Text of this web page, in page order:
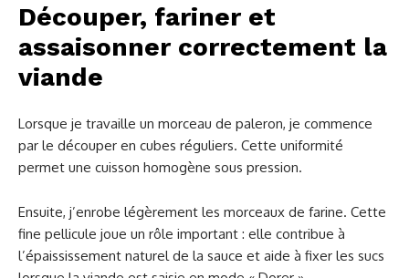
Découper, fariner et
assaisonner correctement la
viande
Lorsque je travaille un morceau de paleron, je commence
par le découper en cubes réguliers. Cette uniformité
permet une cuisson homogène sous pression.
Ensuite, j’enrobe légèrement les morceaux de farine. Cette
fine pellicule joue un rôle important : elle contribue à
l’épaississement naturel de la sauce et aide à fixer les sucs